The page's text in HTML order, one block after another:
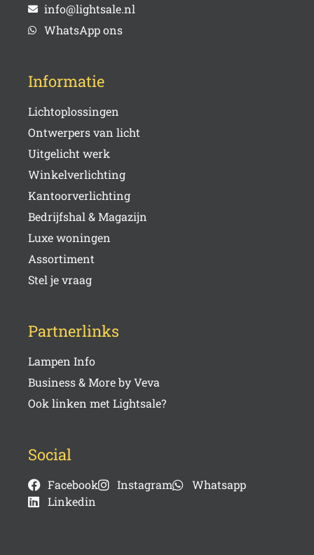
info@lightsale.nl
WhatsApp ons
Informatie
Lichtoplossingen
Ontwerpers van licht
Uitgelicht werk
Winkelverlichting
Kantoorverlichting
Bedrijfshal & Magazijn
Luxe woningen
Assortiment
Stel je vraag
Partnerlinks
Lampen Info
Business & More by Veva
Ook linken met Lightsale?
Social
Facebook Instagram
Whatsapp
Linkedin